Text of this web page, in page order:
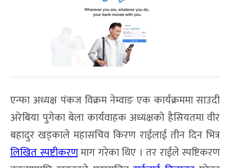
एन्फा अध्यक्ष पंकज विक्रम नेम्वाङ एक कार्यक्रममा साउदी
अरेबिया पुगेका बेला कार्यवाहक अध्यक्षको हैसियतमा वीर
बहादुर खड्काले महासचिव किरण राईलाई तीन दिन भित्र
लिखित स्पष्टीकरणमाग गरेका थिए । तर राईले स्पष्टिकरण